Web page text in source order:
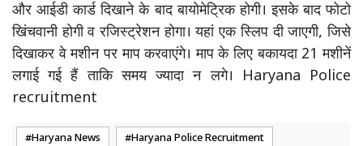
और आईडी कार्ड दिखाने के बाद बायोमेट्रिक होगी। इसके बाद फोटो
खिंचवानी होगी व रजिस्ट्रेशन होगा। यहां एक स्लिप दी जाएगी, जिसे
दिखाकर वे मशीन पर माप करवाएंगे। माप के लिए बकायदा 21 मशीनें
लगाई गई हैं ताकि समय ज्यादा न लगे। Haryana Police
recruitment
Haryana News Haryana Police Recruitment